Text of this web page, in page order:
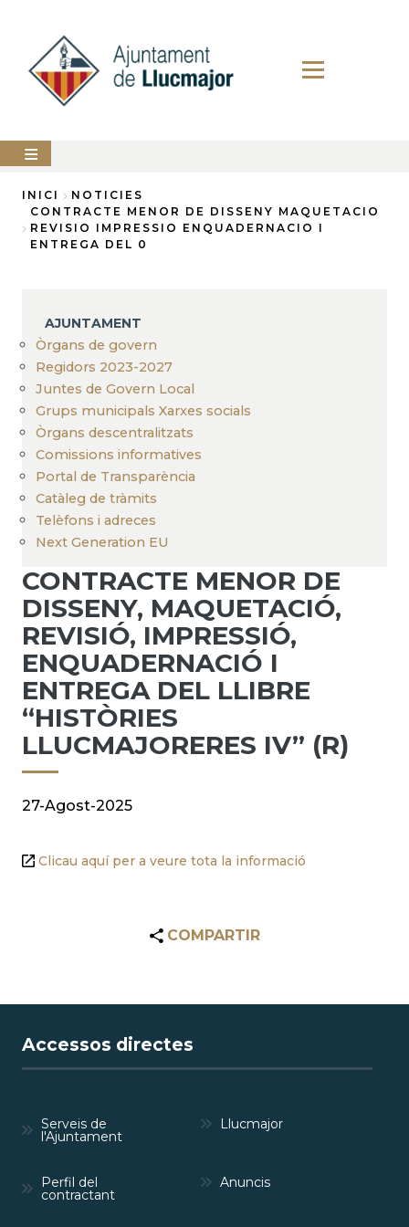
contingut
AJUNTAMENT
LLUCMAJOR
PERFIL
DEL
CONTRACTANT
ANUNCIS
Fil
d'Ariadna
INICI
NOTICIES
CONTRACTE MENOR DE DISSENY MAQUETACIO
REVISIO IMPRESSIO ENQUADERNACIO I
ENTREGA DEL 0
AJUNTAMENT
Òrgans de govern
Regidors 2023-2027
Juntes de Govern Local
Grups municipals Xarxes socials
Òrgans descentralitzats
Comissions informatives
Portal de Transparència
Catàleg de tràmits
Telèfons i adreces
Next Generation EU
CONTRACTE MENOR DE
DISSENY, MAQUETACIÓ,
REVISIÓ, IMPRESSIÓ,
ENQUADERNACIÓ I
ENTREGA DEL LLIBRE
“HISTÒRIES
LLUCMAJORERES IV” (R)
27-Agost-2025
Clicau aquí per a veure tota la informació
COMPARTIR
Accessos directes
Serveis de
l'Ajuntament
Llucmajor
Perfil del
contractant
Anuncis